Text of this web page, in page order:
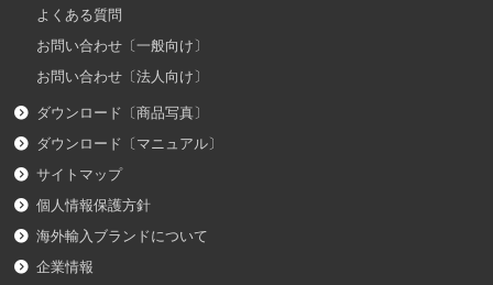
よくある質問
お問い合わせ〔一般向け〕
お問い合わせ〔法人向け〕
ダウンロード〔商品写真〕
ダウンロード〔マニュアル〕
サイトマップ
個人情報保護方針
海外輸入ブランドについて
企業情報